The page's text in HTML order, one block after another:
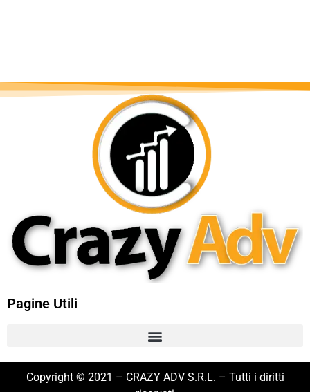
Pagine Utili
Copyright © 2021 – CRAZY ADV S.R.L. – Tutti i diritti